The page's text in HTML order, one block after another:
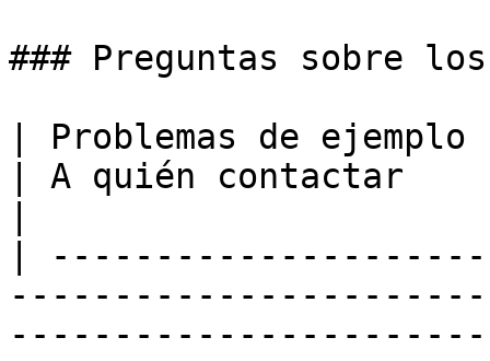
### Preguntas sobre los
| Problemas de ejemplo
| A quién contactar
|